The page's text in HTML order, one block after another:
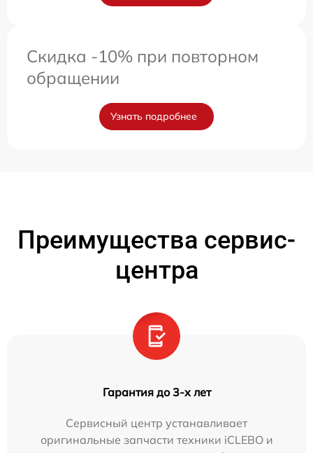
Скидка -10% при повторном
обращении
Узнать подробнее
Преимущества сервис-
центра
Гарантия до 3-х лет
Сервисный центр устанавливает
оригинальные запчасти техники iCLEBO и